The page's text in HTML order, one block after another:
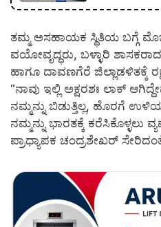
ತಮ್ಮ ಅಸಹಾಯಕ ಸ್ಥಿತಿಯ ಬಗ್ಗೆ
ವಯೋವೃದ್ಧರು, ಬಳ್ಳಾರಿ
ಹಾಗೂ ದಾವಣಗೆರೆ ಜಿಲ್ಲಾಡಳಿತಕ್ಕೆ
“ನಾವು ಇಲ್ಲಿ ಅಕ್ಷರಶಃ ಲಾಕ್
ನಮ್ಮನ್ನು ಬಿಡುತ್ತಿಲ್ಲ, ಹೊರಗೆ
ನಮ್ಮನ್ನು ಭಾರತಕ್ಕೆ ಕರೆಸಿಕೊಳ್ಳಲು
ಪ್ರಾಧ್ಯಾಪಕ ಚಂದ್ರಶೇಖರ್